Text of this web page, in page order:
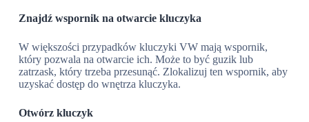
Znajdź wspornik na otwarcie kluczyka
W większości przypadków kluczyki VW mają wspornik,
który pozwala na otwarcie ich. Może to być guzik lub
zatrzask, który trzeba przesunąć. Zlokalizuj ten wspornik, aby
uzyskać dostęp do wnętrza kluczyka.
Otwórz kluczyk